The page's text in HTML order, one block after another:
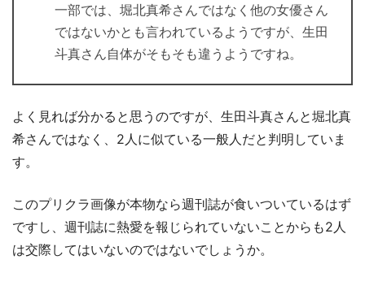
一部では、堀北真希さんではなく他の女優さん
ではないかとも言われているようですが、生田
斗真さん自体がそもそも違うようですね。
よく見れば分かると思うのですが、生田斗真さんと堀北真
希さんではなく、2人に似ている一般人だと判明していま
す。
このプリクラ画像が本物なら週刊誌が食いついているはず
ですし、週刊誌に熱愛を報じられていないことからも2人
は交際してはいないのではないでしょうか。